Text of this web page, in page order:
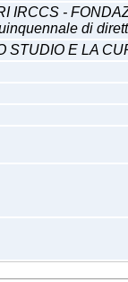
IRCCS -
di
STUDIO E LA